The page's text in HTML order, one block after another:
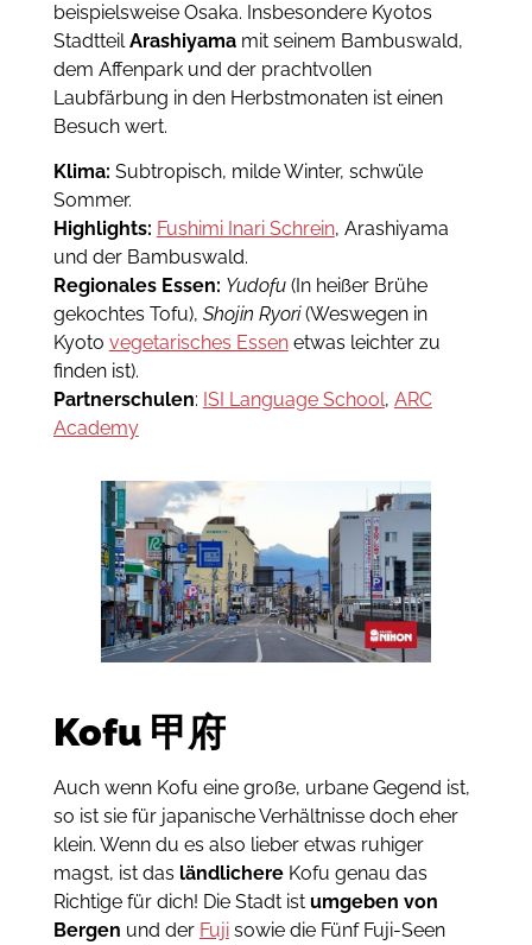
beispielsweise Osaka. Insbesondere Kyotos
StadtteilArashiyamamit seinem Bambuswald,
dem Affenpark und der prachtvollen
Laubfärbung in den Herbstmonaten ist einen
Besuch wert.
Klima: Subtropisch, milde Winter, schwüle
Sommer.
Highlights: Fushimi Inari Schrein, Arashiyama
und der Bambuswald.
Regionales Essen: Yudofu(In heißer Brühe
gekochtes Tofu), Shojin Ryori(Weswegen in
Kyoto vegetarisches Essenetwas leichter zu
finden ist).
Partnerschulen: ISI Language School, ARC
Academy
Kofu 甲府
Auch wenn Kofu eine große, urbane Gegend ist,
so ist sie für japanische Verhältnisse doch eher
klein. Wenn du es also lieber etwas ruhiger
magst, ist das ländlichereKofu genau das
Richtige für dich! Die Stadt ist umgeben von
Bergen und der Fujisowie die Fünf Fuji-Seen